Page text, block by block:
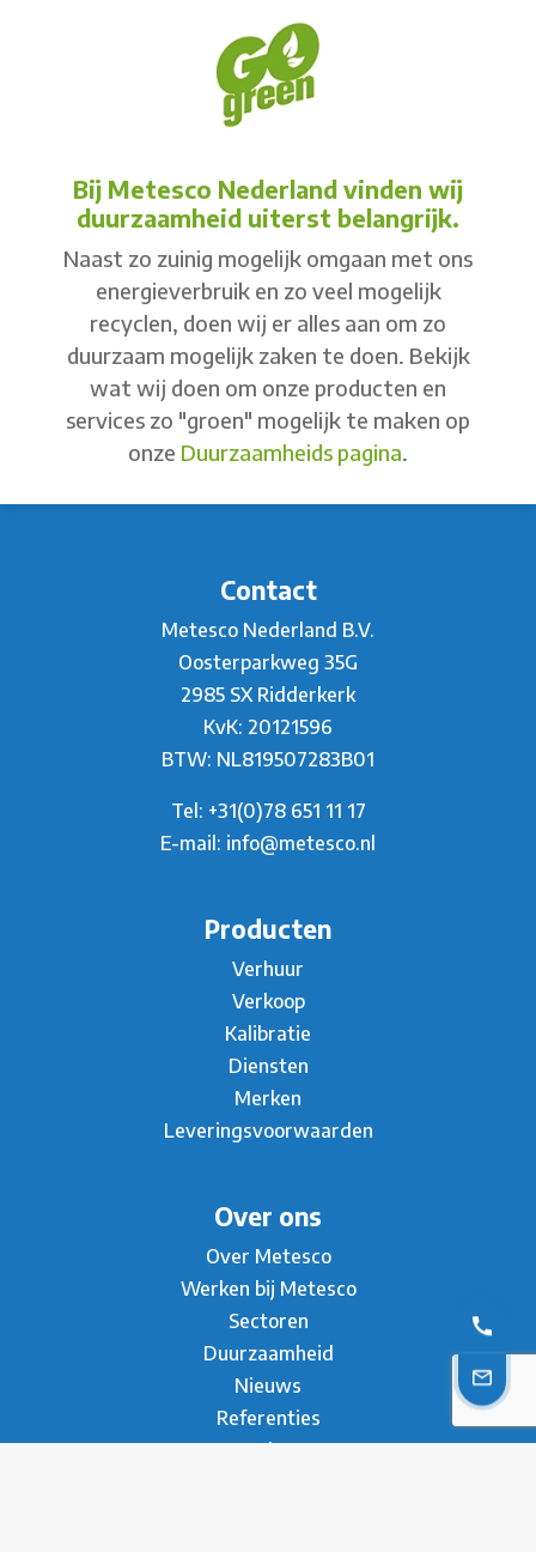
Bij Metesco Nederland vinden wij
duurzaamheid uiterst belangrijk.
Naast zo zuinig mogelijk omgaan met ons
energieverbruik en zo veel mogelijk
recyclen, doen wij er alles aan om zo
duurzaam mogelijk zaken te doen. Bekijk
wat wij doen om onze producten en
services zo "groen" mogelijk te maken op
onze Duurzaamheids pagina.
Contact
Metesco Nederland B.V.
Oosterparkweg 35G
2985 SX Ridderkerk
KvK: 20121596
BTW: NL819507283B01
Tel: +31(0)78 651 11 17
E-mail: info@metesco.nl
Producten
Verhuur
Verkoop
Kalibratie
Diensten
Merken
Leveringsvoorwaarden
Over ons
Over Metesco
Werken bij Metesco
Sectoren
Duurzaamheid
Nieuws
Referenties
Brochure